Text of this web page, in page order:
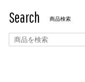
Search 商品検索